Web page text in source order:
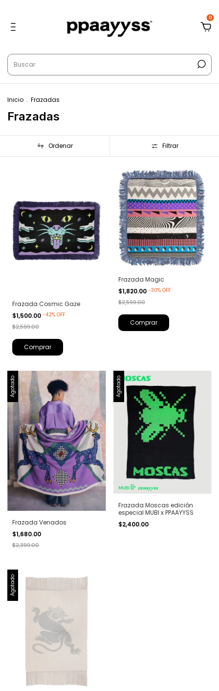
0
Inicio . Frazadas
Frazadas
Ordenar Filtrar
Frazada Cosmic Gaze
$1,500.00 -42% OFF
$2,599.00
Frazada Magic
$1,820.00 -30% OFF
$2,599.00
Agotado
Frazada Venados
$1,680.00
$2,399.00
Agotado
Frazada Moscas edición
especial MUBI x PPAAYYSS
$2,400.00
Agotado